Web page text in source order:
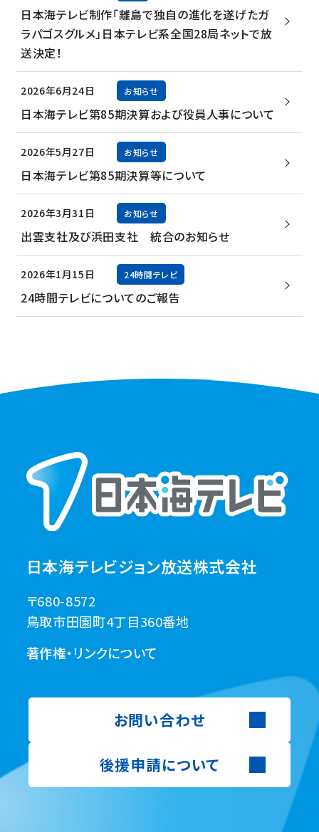
日本海テレビ制作「離島で独自の進化を遂げたガ
ラパゴスグルメ」日本テレビ系全国28局ネットで放
送決定！
2026年6月24日 お知らせ
日本海テレビ第85期決算および役員人事について
2026年5月27日 お知らせ
日本海テレビ第85期決算等について
2026年3月31日 お知らせ
出雲支社及び浜田支社 統合のお知らせ
2026年1月15日 24時間テレビ
24時間テレビについてのご報告
日本海テレビジョン放送株式会社
〒680-8572
鳥取市田園町4丁目360番地
著作権・リンクについて
お問い合わせ
後援申請について